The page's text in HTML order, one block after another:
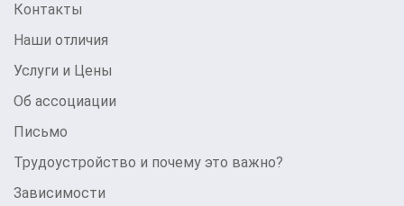
Контакты
Наши отличия
Услуги и Цены
Об ассоциации
Письмо
Трудоустройство и почему это важно?
Зависимости